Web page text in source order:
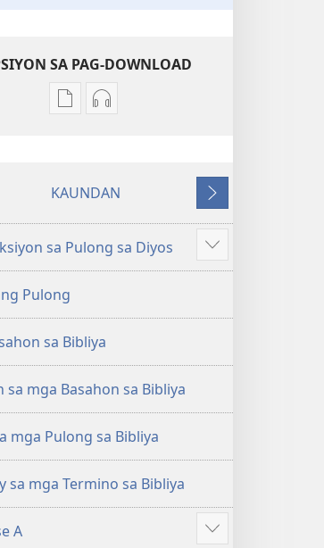
SA PAG-DOWNLOAD
Opsiyon
sa
Bag-
ong
Hubad
sa
Balaang
Kasulatan
(Gihubad
Gikan
sa
2013
Rebisadong
Opsiyon
sa
ong
sa
Balaang
Kasulatan
(Gihubad
Gikan
sa
Rebisadong
KAUNDAN
Sunod
sa Pulong sa Diyos
Ipakita
ang
pa
Pulong
sa Bibliya
sa mga Basahon sa Bibliya
mga Pulong sa Bibliya
sa mga Termino sa Bibliya
A
Ipakita